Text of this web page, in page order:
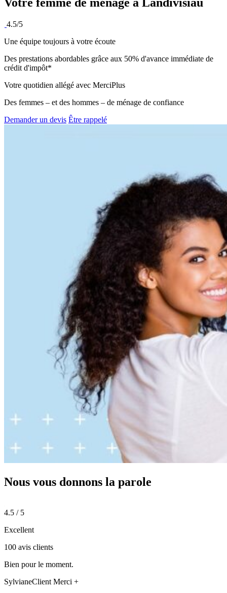
Votre femme de ménage à Landivisiau
4.5/5
Une équipe toujours à votre écoute
Des prestations abordables grâce aux 50% d'avance immédiate de
crédit d'impôt*
Votre quotidien allégé avec MerciPlus
Des femmes – et des hommes – de ménage de confiance
Demander un devis Être rappelé
Nous vous donnons la parole
4.5 / 5
Excellent
100 avis clients
Bien pour le moment.
SylvianeClient Merci +